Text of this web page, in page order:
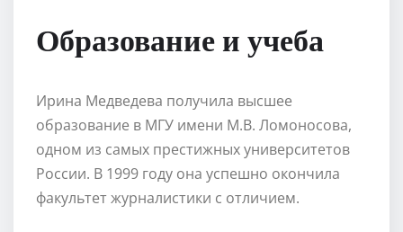
Образование и учеба
Ирина Медведева получила высшее
образование в МГУ имени М.В. Ломоносова,
одном из самых престижных университетов
России. В 1999 году она успешно окончила
факультет журналистики с отличием.